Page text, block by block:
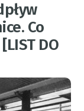
Co
DO